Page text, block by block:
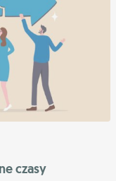
czasy